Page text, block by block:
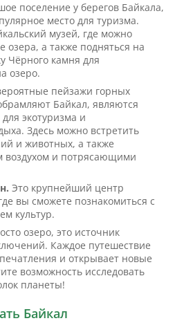
поселение у берегов Байкала,
место для туризма.
музей, где можно
озера, а также подняться на
Чёрного камня для
озеро.
пейзажи горных
Байкал, являются
экотуризма и
Здесь можно встретить
и животных, а также
воздухом и потрясающими
Это крупнейший центр
вы сможете познакомиться с
культур.
озеро, это источник
Каждое путешествие
и открывает новые
возможность исследовать
планеты!
Байкал